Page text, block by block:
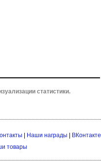
статистики.
Наши награды
ВКонтакте
товары